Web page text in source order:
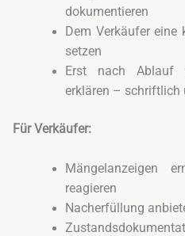
dokumentieren
Dem Verkäufer
setzen
Erst nach Ablauf
erklären – schriftlich
Für Verkäufer:
Mängelanzeigen
reagieren
Nacherfüllung